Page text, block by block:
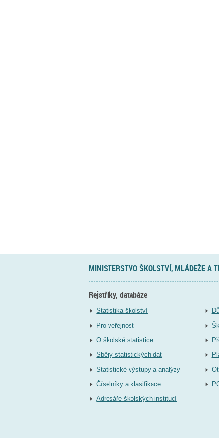
MINISTERSTVO ŠKOLSTVÍ, MLÁDEŽE A
Rejstříky, databáze
Statistika školství
Pro veřejnost
O školské statistice
Sběry statistických dat
Statistické výstupy a analýzy
Číselníky a klasifikace
Adresáře školských institucí